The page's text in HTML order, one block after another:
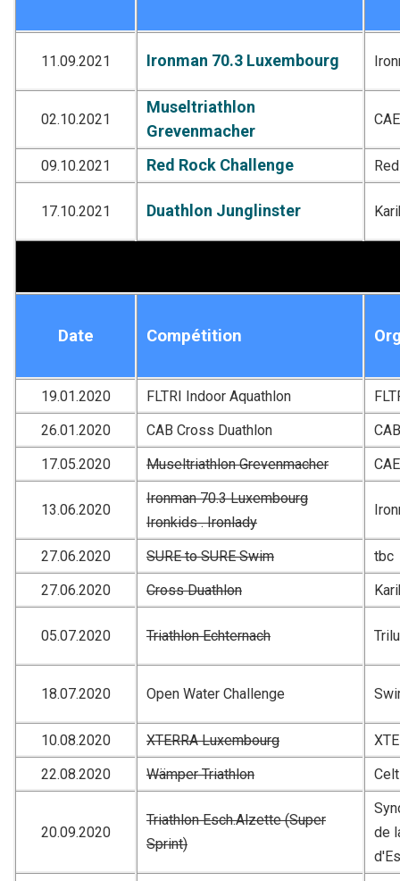
11.09.2021 Ironman 70.3 Luxembourg
02.10.2021
Museltriathlon
Grevenmacher
09.10.2021 Red Rock Challenge
17.10.2021 Duathlon Junglinster
Date Compétition
19.01.2020 FLTRI Indoor Aquathlon
26.01.2020
CAB Cross Duathlon
CAB
17.05.2020
Museltriathlon Grevenmacher
13.06.2020
Ironman 70.3 Luxembourg
Ironkids . Ironlady
27.06.2020 SURE to SURE Swim
tbc
27.06.2020
Cross Duathlon
05.07.2020 Triathlon Echternach
18.07.2020 Open Water Challenge
10.08.2020 XTERRA Luxembourg
22.08.2020
Wämper Triathlon
20.09.2020
Triathlon Esch.Alzette (Super
Sprint)
de